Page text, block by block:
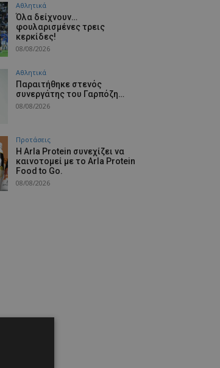
Αθλητικά
Όλα δείχνουν…
φουλαρισμένες τρεις
κερκίδες!
08/08/2026
Αθλητικά
Παραιτήθηκε στενός
συνεργάτης του Γαρπόζη…
08/08/2026
Προτάσεις
Η Arla Protein συνεχίζει να
καινοτομεί με το Arla Protein
Food to Go.
08/08/2026